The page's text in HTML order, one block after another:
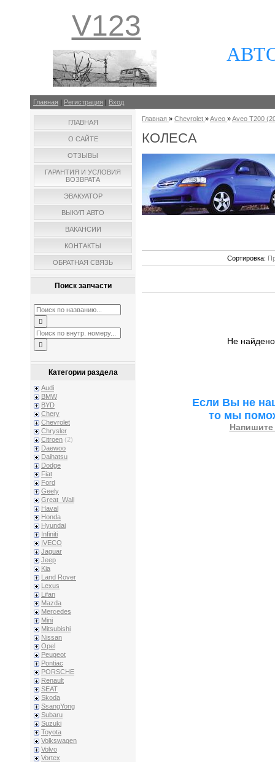
V123
Главная | Регистрация | Вход
ГЛАВНАЯ
О САЙТЕ
ОТЗЫВЫ
ГАРАНТИЯ И УСЛОВИЯ
ВОЗВРАТА
ЭВАКУАТОР
ВЫКУП АВТО
ВАКАНСИИ
КОНТАКТЫ
ОБРАТНАЯ СВЯЗЬ
Поиск запчасти
Категории раздела
Audi
BMW
BYD
Chery
Chevrolet
Chrysler
Citroen (2)
Daewoo
Daihatsu
Dodge
Fiat
Ford
Geely
Great_Wall
Haval
Honda
Hyundai
Infiniti
IVECO
Jaguar
Jeep
Kia
Land Rover
Lexus
Lifan
Mazda
Mercedes
Mini
Mitsubishi
Nissan
Opel
Peugeot
Pontiac
PORSCHE
Renault
SEAT
Skoda
SsangYong
Subaru
Suzuki
Toyota
Volkswagen
Volvo
Vortex
Главная » Chevrolet »Aveo »Aveo T200
КОЛЕСА
Сортировка:
Не
Если Вы не
то мы
Напишите